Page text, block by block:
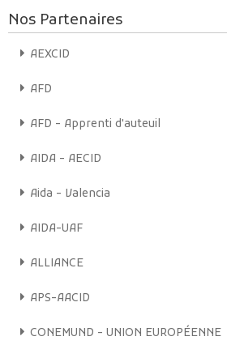
Nos Partenaires
AEXCID
AFD
AFD - Apprenti d'auteuil
AIDA - AECID
Aida - Valencia
AIDA-UAF
ALLIANCE
APS-AACID
CONEMUND - UNION EUROPÉENNE